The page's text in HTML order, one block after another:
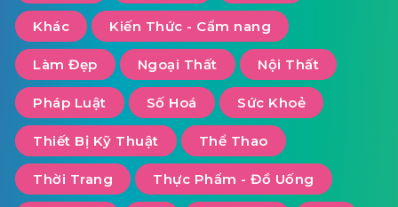
Khác Kiến Thức - Cẩm nang
Làm Đẹp Ngoại Thất Nội Thất
Pháp Luật Số Hoá Sức Khoẻ
Thiết Bị Kỹ Thuật Thể Thao
Thời Trang Thực Phẩm - Đồ Uống